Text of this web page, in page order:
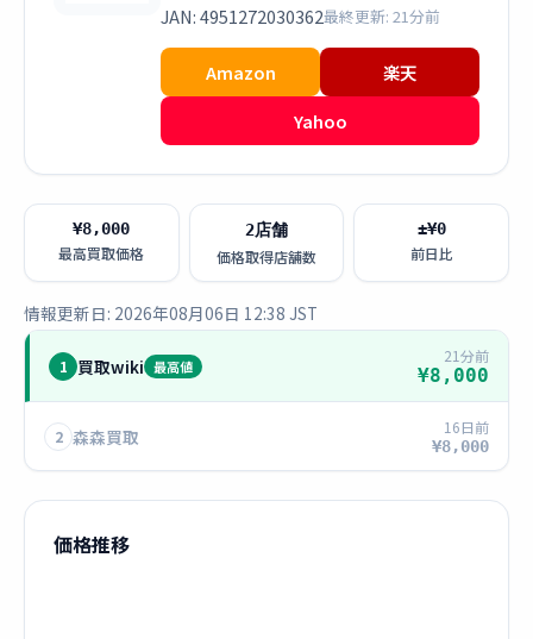
JAN: 4951272030362最終更新: 21分前
Amazon
楽天
Yahoo
¥8,000
最高買取価格
2店舗
価格取得店舗数
±¥0
前日比
情報更新日: 2026年08月06日 12:38 JST
1 買取wiki 最高値
21分前
¥8,000
2 森森買取 16日前
¥8,000
価格推移